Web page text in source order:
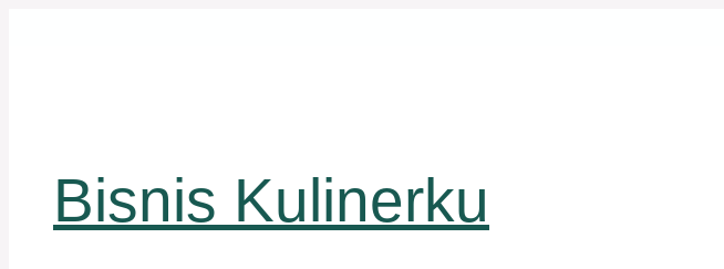
Bisnis Kulinerku